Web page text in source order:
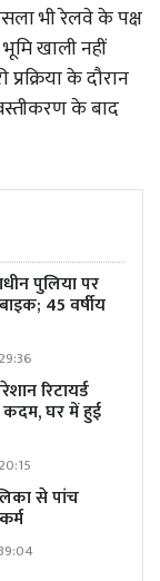
भी रेलवे के पक्ष
खाली नहीं
के दौरान
के बाद
पुलिया पर
45 वर्षीय
रिटायर्ड
कदम, घर में हुई
से पांच